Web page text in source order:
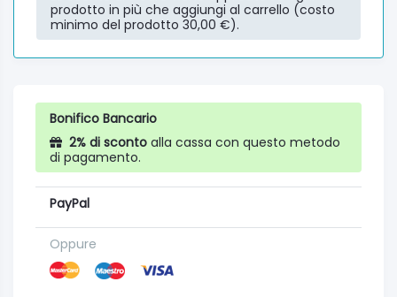
prodotto in più che aggiungi al carrello (costo
minimo del prodotto 30,00 €).
Bonifico Bancario
2% di sconto alla cassa con questo metodo
di pagamento.
PayPal
Oppure